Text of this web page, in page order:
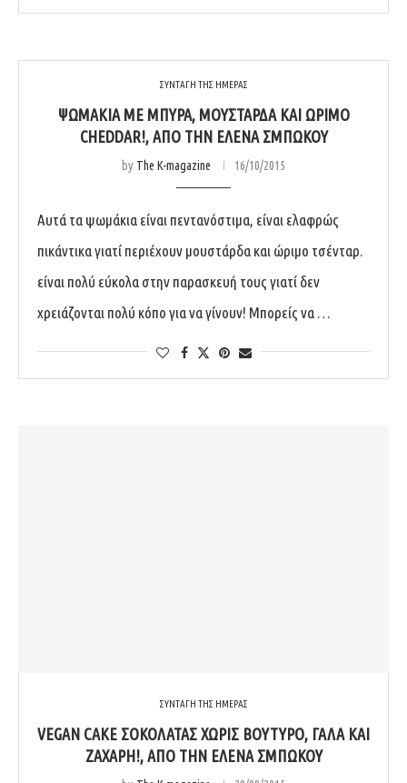
ΣΥΝΤΑΓΗ ΤΗΣ ΗΜΕΡΑΣ
ΨΩΜΆΚΙΑ ΜΕ ΜΠΎΡΑ, ΜΟΥΣΤΆΡΔΑ ΚΑΙ ΏΡΙΜΟ
CHEDDAR!, ΑΠΌ ΤΗΝ ΈΛΕΝΑ ΣΜΠΏΚΟΥ
by The K-magazine 16/10/2015
Αυτά τα ψωμάκια είναι πεντανόστιμα, είναι ελαφρώς
πικάντικα γιατί περιέχουν μουστάρδα και ώριμο τσένταρ.
είναι πολύ εύκολα στην παρασκευή τους γιατί δεν
χρειάζονται πολύ κόπο για να γίνουν! Μπορείς να …
ΣΥΝΤΑΓΗ ΤΗΣ ΗΜΕΡΑΣ
VEGAN CAKE ΣΟΚΟΛΆΤΑΣ ΧΩΡΊΣ ΒΟΎΤΥΡΟ, ΓΆΛΑ ΚΑΙ
ΖΆΧΑΡΗ!, ΑΠΌ ΤΗΝ ΈΛΕΝΑ ΣΜΠΏΚΟΥ